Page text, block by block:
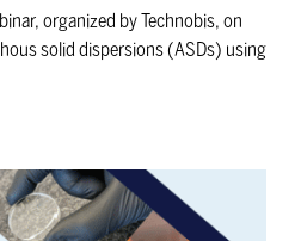
organized by Technobis, on
solid dispersions (ASDs) using